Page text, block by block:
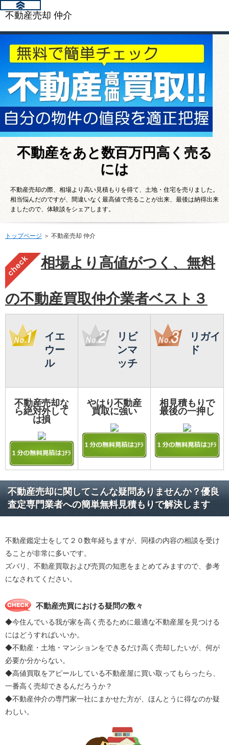
不動産売却 仲介
不動産をあと数百万円高く売る
には
不動産売却の際、相場より高い見積もりを得て、土地・住宅を売りました。
相当悩んだのですが、間違いなく最高値で売ることが出来、最後は納得出来
ましたので、体験談をシェアします。
トップページ ＞ 不動産売却 仲介
相場より高値がつく、無料
の不動産買取仲介業者ベスト３
イエ
ウー
ル
リビ
ンマ
ッチ
リガイ
ド
不動産売却な
ら絶対外して
は損
やはり不動産
買取に強い
相見積もりで
最後の一押し
不動産売却に関してこんな疑問ありませんか？優良
査定専門業者への簡単無料見積もりで解決します
不動産鑑定士をして２０数年経ちますが、同様の内容の相談を受け
ることが非常に多いです。
ズバリ、不動産買取および売買の知恵をまとめてみますので、参考
になされてください。
不動産売買における疑問の数々
◆今住んでいる我が家を高く売るために最適な不動産屋を見つける
にはどうすればいいか。
◆不動産・土地・マンションをできるだけ高く売却したいが、何が
必要か分からない。
◆高値買取をアピールしている不動産屋に買い取ってもらったら、
一番高く売却できるんだろうか？
◆不動産仲介の専門家一社にまかせた方が、ほんとうに得なのか疑
わしい。